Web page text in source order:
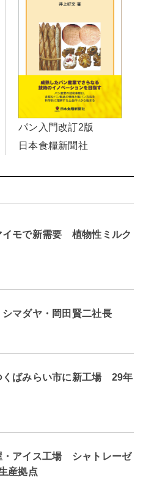
パン入門改訂2版
日本食糧新聞社
イモで新需要 植物性ミルク
シマダヤ・岡田賢二社長
くばみらい市に新工場 29年
・アイス工場 シャトレーゼ
産拠点